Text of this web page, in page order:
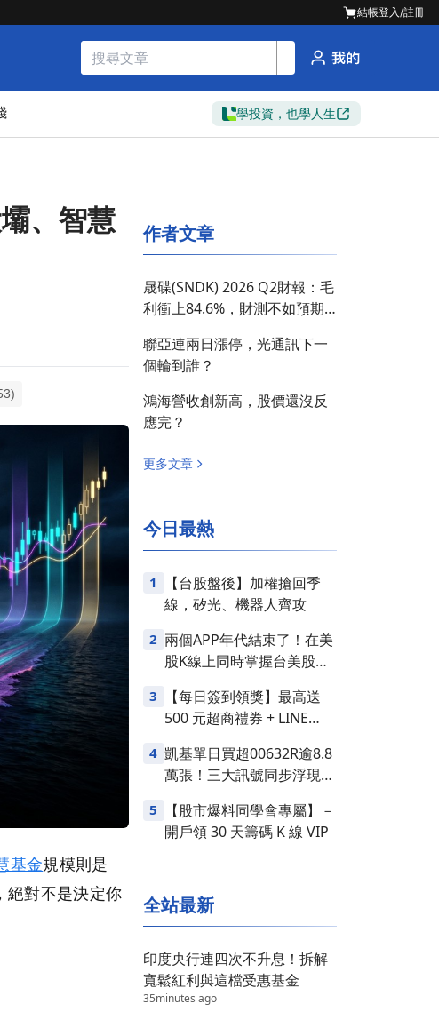
結帳登入/註冊
學投資，也學人生
、智慧
基金規模則是
絕對不是決定你
作者文章
晟碟(SNDK) 2026 Q2財報：毛
利衝上84.6%，財測不如預期
聯亞連兩日漲停，光通訊下一
個輪到誰？
鴻海營收創新高，股價還沒反
應完？
更多文章
今日最熱
1
【台股盤後】加權搶回季
線，矽光、機器人齊攻
2 兩個APP年代結束了！在美
股K線上同時掌握台美股損
3
【每日簽到領獎】最高送
500 元超商禮券 + LINE
4 凱基單日買超00632R逾8.8
萬張！三大訊號同步浮現，
5
【股市爆料同學會專屬】－
開戶領 30 天籌碼 K 線 VIP
全站最新
印度央行連四次不升息！拆解
寬鬆紅利與這檔受惠基金
35minutes ago